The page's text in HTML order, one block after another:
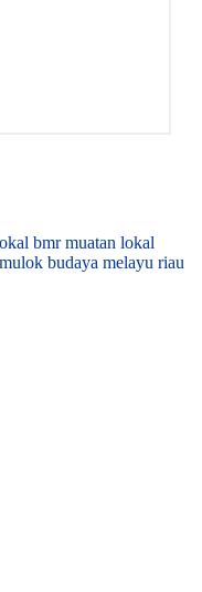
bmr muatan lokal
mulok budaya melayu riau